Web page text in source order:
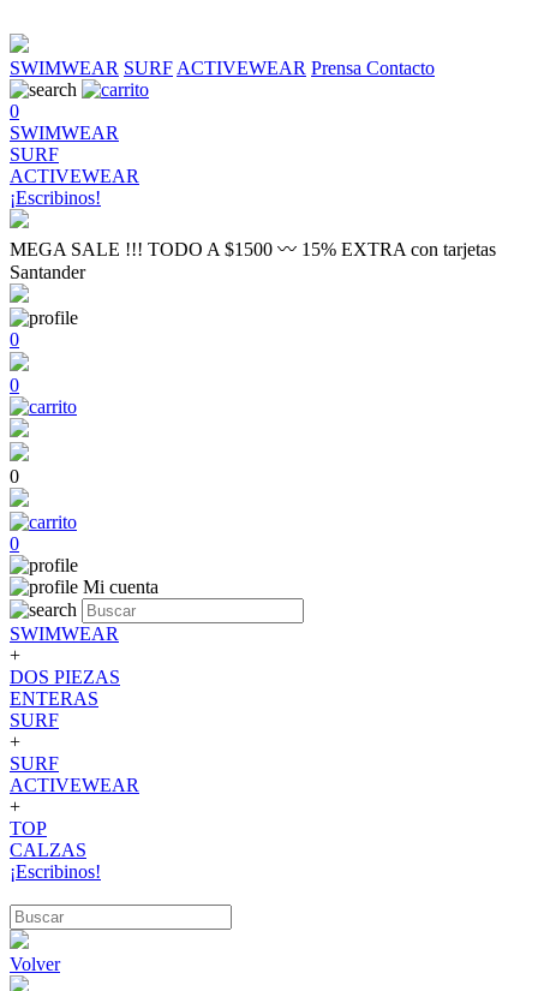
SWIMWEAR SURF ACTIVEWEAR Prensa Contacto
0
SWIMWEAR
SURF
ACTIVEWEAR
¡Escribinos!
MEGA SALE !!! TODO A $1500 〰 15% EXTRA con tarjetas
Santander
0
0
0
0
Mi cuenta
SWIMWEAR
+
DOS PIEZAS
ENTERAS
SURF
+
SURF
ACTIVEWEAR
+
TOP
CALZAS
¡Escribinos!
Volver